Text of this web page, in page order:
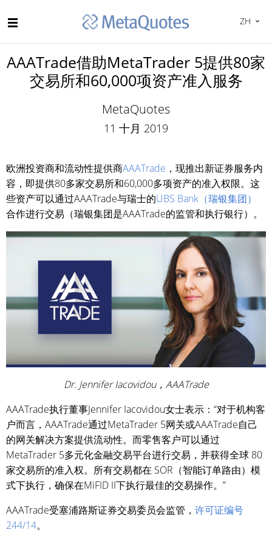
ZH
AAATrade借助MetaTrader 5提供80家
交易所和60,000项资产准入服务
MetaQuotes
11 十月 2019
欧洲投资商和流动性提供商AAATrade ，现推出新证券服务内
容，即提供80多家交易所和60,000多项资产的准入权限。这
些资产可以通过AAATrade与瑞士的UBS Bank（瑞银集团）
合作进行交易（瑞银集团是AAATrade的监管和执行银行）。
Dr. Jennifer Iacovidou，AAATrade
AAATrade执行董事Jennifer Iacovidou女士表示：“对于机构客
户而言，AAATrade通过MetaTrader 5网关或AAATrade自己
的网关解决方案提供流动性。而零售客户可以通过
MetaTrader 5多元化金融交易平台进行交易，并获得全球 80
家交易所的准入权。所有交易都在 SOR（智能订单路由）模
式下执行，确保在MiFID II下执行最佳的交易操作。”
AAATrade受塞浦路斯证券交易委员会监管， 许可证编号
244/14。